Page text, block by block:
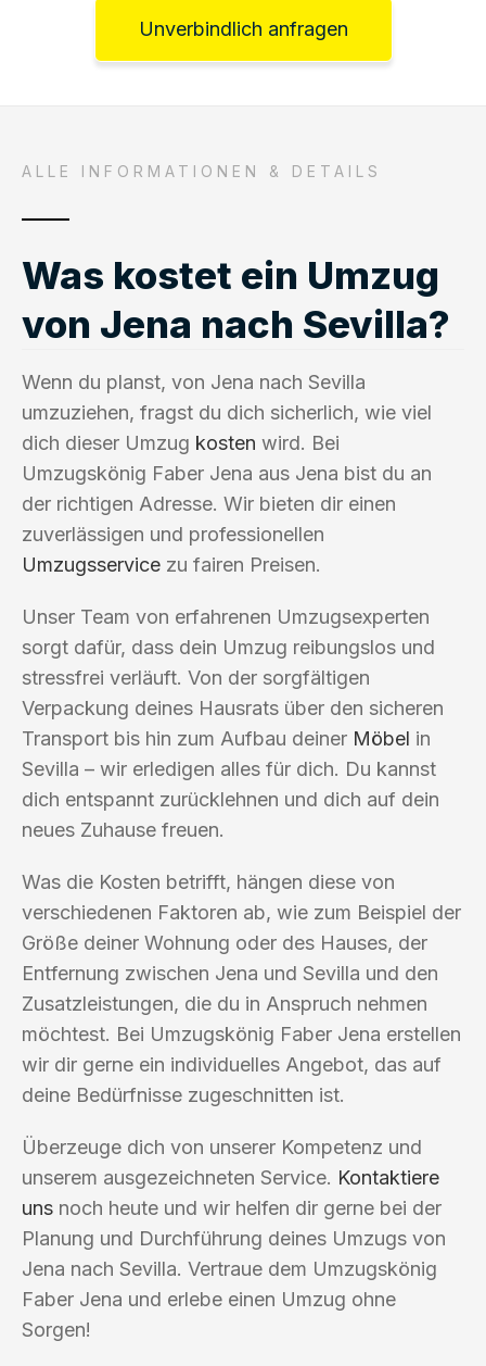
Unverbindlich anfragen
ALLE INFORMATIONEN & DETAILS
Was kostet ein Umzug
von Jena nach Sevilla?
Wenn du planst, von Jena nach Sevilla
umzuziehen, fragst du dich sicherlich, wie viel
dich dieser Umzug kosten wird. Bei
Umzugskönig Faber Jena aus Jena bist du an
der richtigen Adresse. Wir bieten dir einen
zuverlässigen und professionellen
Umzugsservice zu fairen Preisen.
Unser Team von erfahrenen Umzugsexperten
sorgt dafür, dass dein Umzug reibungslos und
stressfrei verläuft. Von der sorgfältigen
Verpackung deines Hausrats über den sicheren
Transport bis hin zum Aufbau deiner Möbel in
Sevilla – wir erledigen alles für dich. Du kannst
dich entspannt zurücklehnen und dich auf dein
neues Zuhause freuen.
Was die Kosten betrifft, hängen diese von
verschiedenen Faktoren ab, wie zum Beispiel der
Größe deiner Wohnung oder des Hauses, der
Entfernung zwischen Jena und Sevilla und den
Zusatzleistungen, die du in Anspruch nehmen
möchtest. Bei Umzugskönig Faber Jena erstellen
wir dir gerne ein individuelles Angebot, das auf
deine Bedürfnisse zugeschnitten ist.
Überzeuge dich von unserer Kompetenz und
unserem ausgezeichneten Service. Kontaktiere
uns noch heute und wir helfen dir gerne bei der
Planung und Durchführung deines Umzugs von
Jena nach Sevilla. Vertraue dem Umzugskönig
Faber Jena und erlebe einen Umzug ohne
Sorgen!